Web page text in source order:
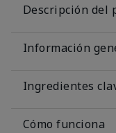
Descripción del
Información
Ingredientes
Cómo funciona